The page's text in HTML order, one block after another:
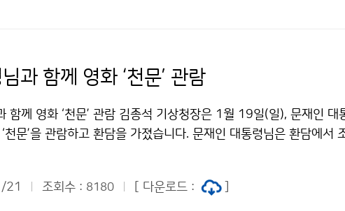
과 함께 영화 ‘천문’ 관람
함께 영화 ‘천문’ 관람 김종석 기상청장은 1월 19일(일), 문재인 대
천문’을 관람하고 환담을 가졌습니다. 문재인 대통령님은 환담에서
21
조회수 : 8180 [ 다운로드 :